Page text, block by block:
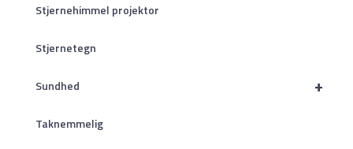
Stjernehimmel projektor
Stjernetegn
+
Sundhed
Taknemmelig